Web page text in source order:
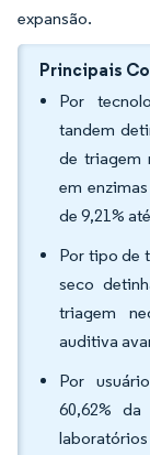
expansão.
Principais
Por
tandem
de triagem
em
de 9,21%
Por tipo de
seco
triagem
auditiva
Por
60,62%